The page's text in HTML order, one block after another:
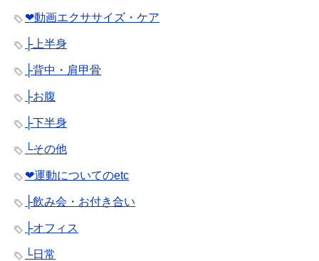
❤︎動画エクササイズ・ケア
├上半身
├背中・肩甲骨
├お腹
├下半身
└その他
❤︎運動についてのetc
├飲み会・お付き合い
├オフィス
└日常